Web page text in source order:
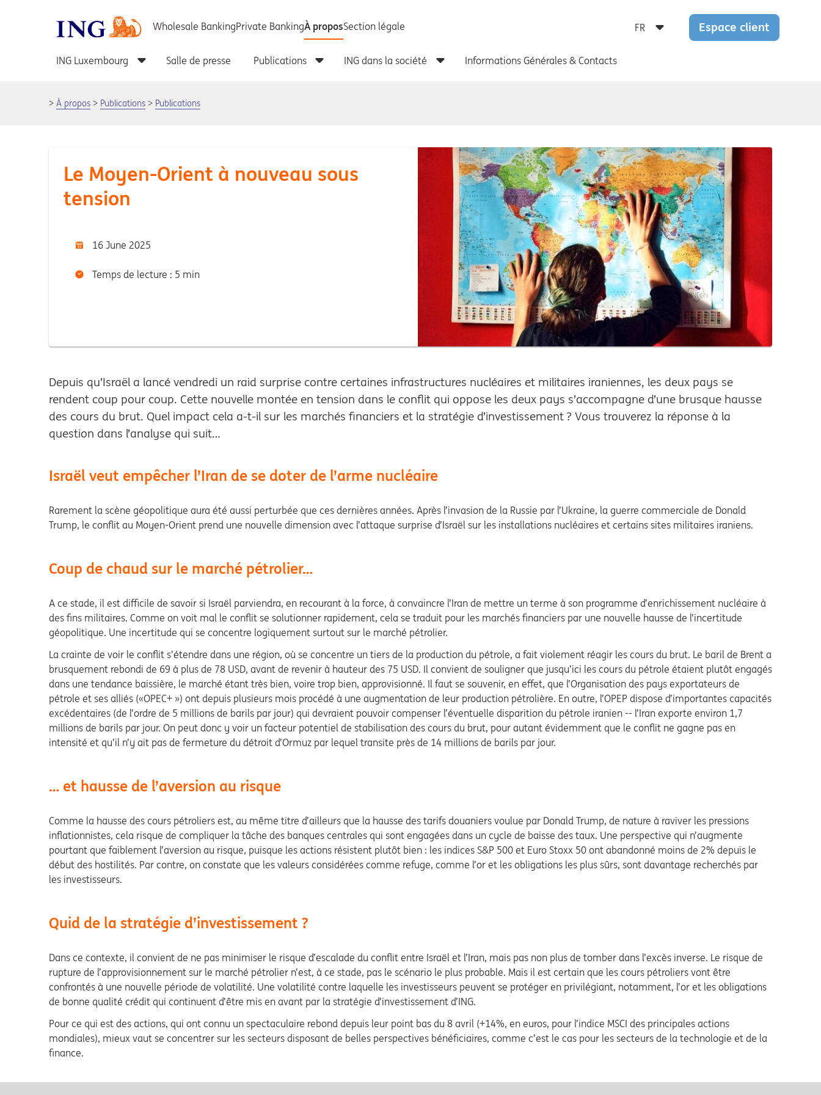
Espace client
À propos Publications Publications
Le Moyen-Orient à nouveau sous
tension
16 June 2025
Temps de lecture : 5 min
Depuis qu’Israël a lancé vendredi un raid surprise contre certaines infrastructures nucléaires et militaires iraniennes, les deux pays se
rendent coup pour coup. Cette nouvelle montée en tension dans le conflit qui oppose les deux pays s’accompagne d’une brusque hausse
des cours du brut. Quel impact cela a-t-il sur les marchés financiers et la stratégie d’investissement ? Vous trouverez la réponse à la
question dans l’analyse qui suit…
Israël veut empêcher l’Iran de se doter de l’arme nucléaire
Rarement la scène géopolitique aura été aussi perturbée que ces dernières années. Après l’invasion de la Russie par l’Ukraine, la guerre commerciale de Donald
Trump, le conflit au Moyen-Orient prend une nouvelle dimension avec l’attaque surprise d’Israël sur les installations nucléaires et certains sites militaires iraniens.
Coup de chaud sur le marché pétrolier…
A ce stade, il est difficile de savoir si Israël parviendra, en recourant à la force, à convaincre l’Iran de mettre un terme à son programme d’enrichissement nucléaire à
des fins militaires. Comme on voit mal le conflit se solutionner rapidement, cela se traduit pour les marchés financiers par une nouvelle hausse de l’incertitude
géopolitique. Une incertitude qui se concentre logiquement surtout sur le marché pétrolier.
La crainte de voir le conflit s’étendre dans une région, où se concentre un tiers de la production du pétrole, a fait violement réagir les cours du brut. Le baril de Brent a
brusquement rebondi de 69 à plus de 78 USD, avant de revenir à hauteur des 75 USD. Il convient de souligner que jusqu’ici les cours du pétrole étaient plutôt engagés
dans une tendance baissière, le marché étant très bien, voire trop bien, approvisionné. Il faut se souvenir, en effet, que l’Organisation des pays exportateurs de
pétrole et ses alliés («OPEC+ ») ont depuis plusieurs mois procédé à une augmentation de leur production pétrolière. En outre, l’OPEP dispose d’importantes capacités
excédentaires (de l’ordre de 5 millions de barils par jour) qui devraient pouvoir compenser l’éventuelle disparition du pétrole iranien -- l’Iran exporte environ 1,7
millions de barils par jour. On peut donc y voir un facteur potentiel de stabilisation des cours du brut, pour autant évidemment que le conflit ne gagne pas en
intensité et qu’il n’y ait pas de fermeture du détroit d’Ormuz par lequel transite près de 14 millions de barils par jour.
… et hausse de l’aversion au risque
Comme la hausse des cours pétroliers est, au même titre d’ailleurs que la hausse des tarifs douaniers voulue par Donald Trump, de nature à raviver les pressions
inflationnistes, cela risque de compliquer la tâche des banques centrales qui sont engagées dans un cycle de baisse des taux. Une perspective qui n’augmente
pourtant que faiblement l’aversion au risque, puisque les actions résistent plutôt bien : les indices S&P 500 et Euro Stoxx 50 ont abandonné moins de 2% depuis le
début des hostilités. Par contre, on constate que les valeurs considérées comme refuge, comme l’or et les obligations les plus sûrs, sont davantage recherchés par
les investisseurs.
Quid de la stratégie d’investissement ?
Dans ce contexte, il convient de ne pas minimiser le risque d’escalade du conflit entre Israël et l’Iran, mais pas non plus de tomber dans l’excès inverse. Le risque de
rupture de l’approvisionnement sur le marché pétrolier n’est, à ce stade, pas le scénario le plus probable. Mais il est certain que les cours pétroliers vont être
confrontés à une nouvelle période de volatilité. Une volatilité contre laquelle les investisseurs peuvent se protéger en privilégiant, notamment, l’or et les obligations
de bonne qualité crédit qui continuent d’être mis en avant par la stratégie d’investissement d’ING.
Pour ce qui est des actions, qui ont connu un spectaculaire rebond depuis leur point bas du 8 avril (+14%, en euros, pour l’indice MSCI des principales actions
mondiales), mieux vaut se concentrer sur les secteurs disposant de belles perspectives bénéficiaires, comme c’est le cas pour les secteurs de la technologie et de la
finance.